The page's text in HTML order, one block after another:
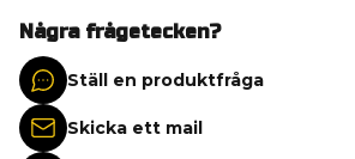
Några frågetecken?
Ställ en produktfråga
Skicka ett mail